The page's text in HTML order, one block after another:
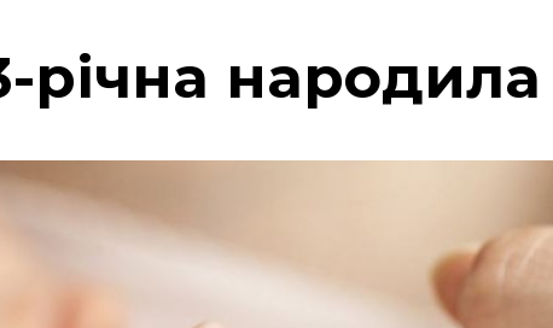
річна